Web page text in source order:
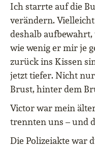
Ich starrte auf die
verändern.
deshalb
wie wenig er mir je
zurück ins Kissen
jetzt tiefer. Nicht
Brust, hinter dem
Victor war mein
trennten uns – und
Die Polizeiakte war